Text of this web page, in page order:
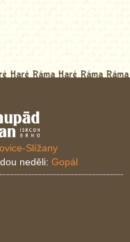
Haré Ráma Haré Ráma
Slížany
neděli: Gopál